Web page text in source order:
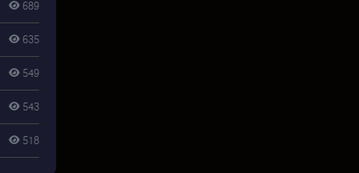
689
635
549
543
518